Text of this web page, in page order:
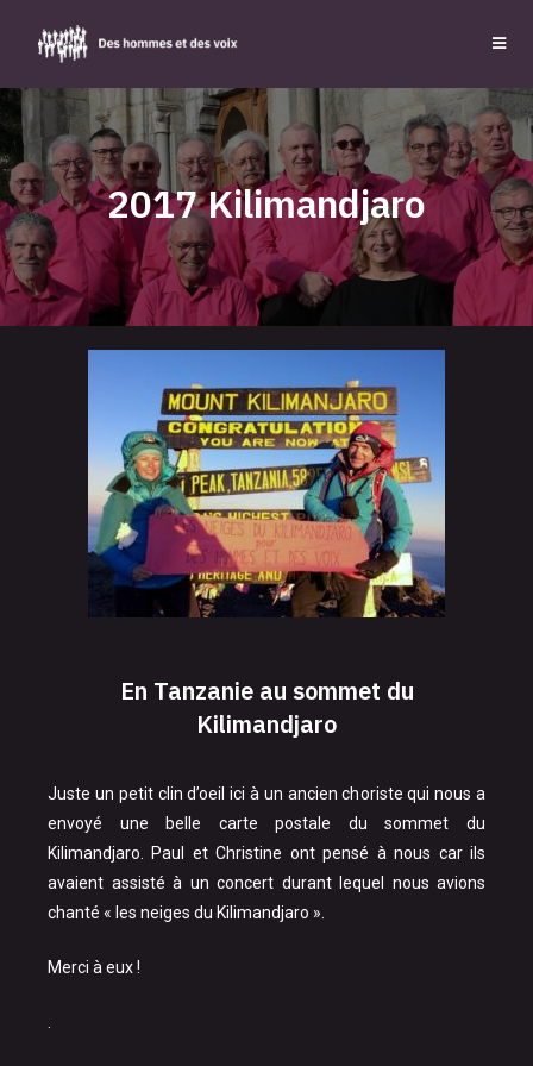
2017 Kilimandjaro
En Tanzanie au sommet du
Kilimandjaro
Juste un petit clin d’oeil ici à un ancien choriste qui nous a
envoyé une belle carte postale du sommet du
Kilimandjaro. Paul et Christine ont pensé à nous car ils
avaient assisté à un concert durant lequel nous avions
chanté « les neiges du Kilimandjaro ».
Merci à eux !